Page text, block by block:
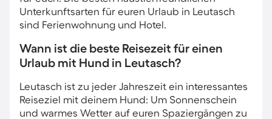
Unterkunftsarten für euren Urlaub in Leutasch
sind Ferienwohnung und Hotel.
Wann ist die beste Reisezeit für einen
Urlaub mit Hund in Leutasch?
Leutasch ist zu jeder Jahreszeit ein interessantes
Reiseziel mit deinem Hund: Um Sonnenschein
und warmes Wetter auf euren Spaziergängen zu